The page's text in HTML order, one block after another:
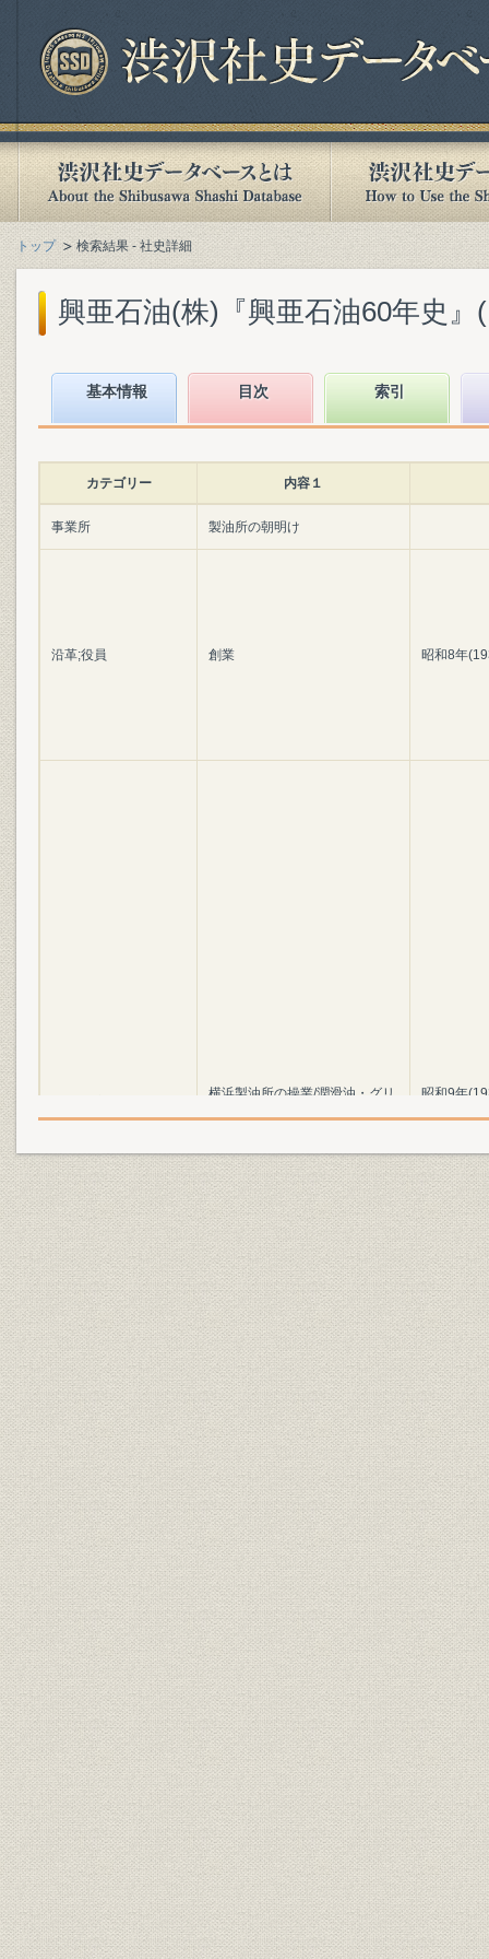
トップ 検索結果 - 社史詳細
興亜石油(株)『興亜石油60年史』
基本情報 目次 索引
カテゴリー 内容１
事業所 製油所の朝明け
沿革;役員 創業 昭和8年
横浜製油所の操業/潤滑油・グリ
昭和9年
沿革;生産
麻里布製油所の建設/航空揮発油
の製造をめざして
昭和13年
(1945年)5